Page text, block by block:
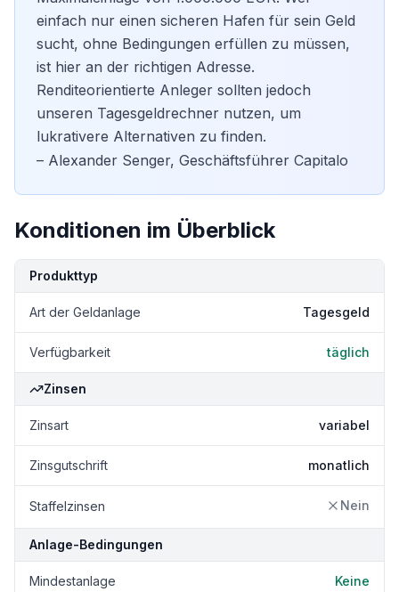
einfach nur einen sicheren Hafen für sein Geld
sucht, ohne Bedingungen erfüllen zu müssen,
ist hier an der richtigen Adresse.
Renditeorientierte Anleger sollten jedoch
unseren Tagesgeldrechner nutzen, um
lukrativere Alternativen zu finden.
– Alexander Senger, Geschäftsführer Capitalo
Konditionen im Überblick
KonditionDetails
Produkttyp
Art der Geldanlage Tagesgeld
Verfügbarkeit täglich
Zinsen
Zinsart variabel
Zinsgutschrift monatlich
Staffelzinsen Nein
Anlage-Bedingungen
Mindestanlage Keine